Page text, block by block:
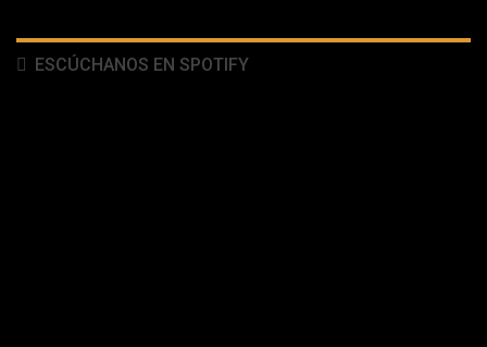
ESCÚCHANOS EN SPOTIFY